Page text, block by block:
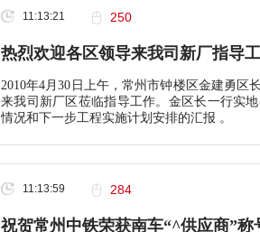
11:13:21 250
热烈欢迎各区领导来我司新厂指导
2010年4月30日上午，常州市钟楼区金建勇区
来我司新厂区莅临指导工作。金区长一行实
情况和下一步工程实施计划安排的汇报 。
11:13:59 284
祝贺常州中铁荣获南车“^供应商”称